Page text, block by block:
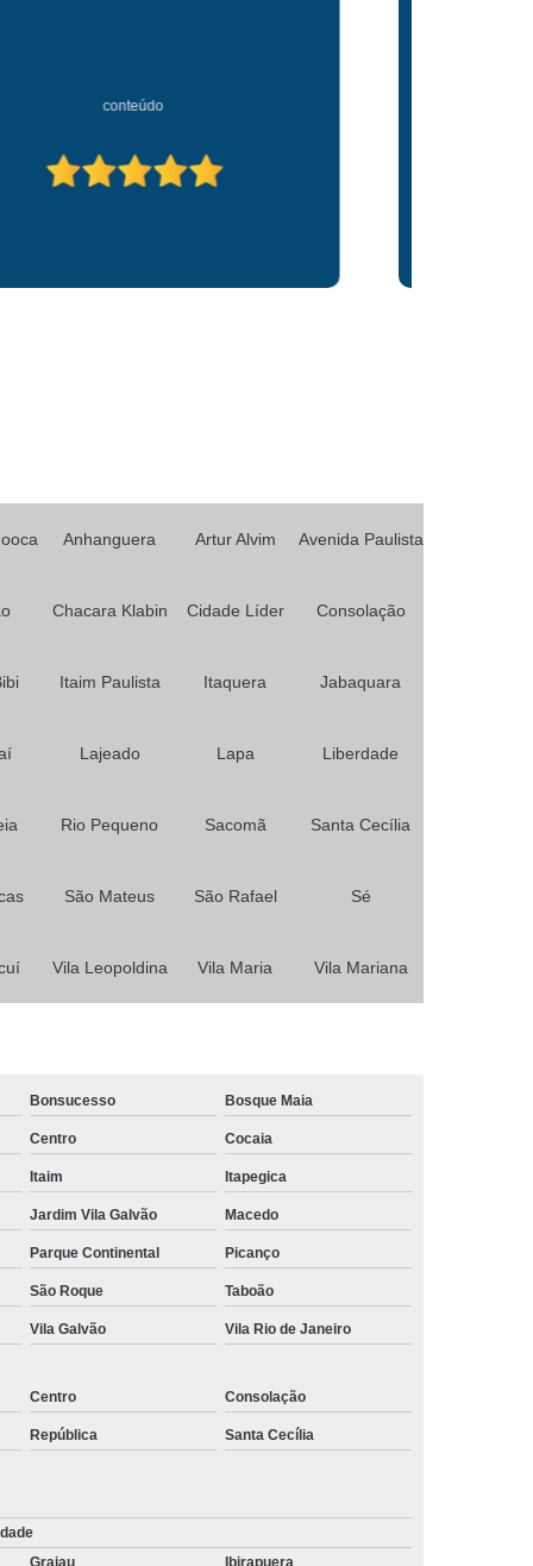
Anhanguera Artur Alvim Avenida Paulista
Chacara Klabin Cidade Líder Consolação
Itaim Paulista Itaquera Jabaquara
Lajeado Lapa Liberdade
Rio Pequeno Sacomã Santa Cecília
São Mateus São Rafael Sé
Vila Leopoldina Vila Maria Vila Mariana
Bonsucesso Bosque Maia
Centro Cocaia
Itaim Itapegica
Jardim Vila Galvão Macedo
Parque Continental Picanço
São Roque Taboão
Vila Galvão Vila Rio de Janeiro
Centro Consolação
República Santa Cecília
Grajau Ibirapuera